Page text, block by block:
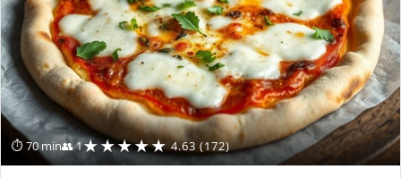
⏱ 70 min👥 1★★★★★ 4.63 (172)